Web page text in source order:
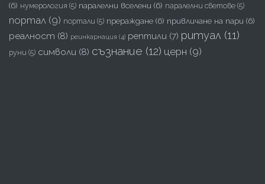
(6) нумерология (5) паралелни вселени (6) паралелни светове (5)
портал (9) портали (5) прераждане (6) привличане на пари (6)
реалност (8) реинкарнация (4) рептили (7) ритуал (11)
руни (5) символи (8) съзнание (12) церн (9)